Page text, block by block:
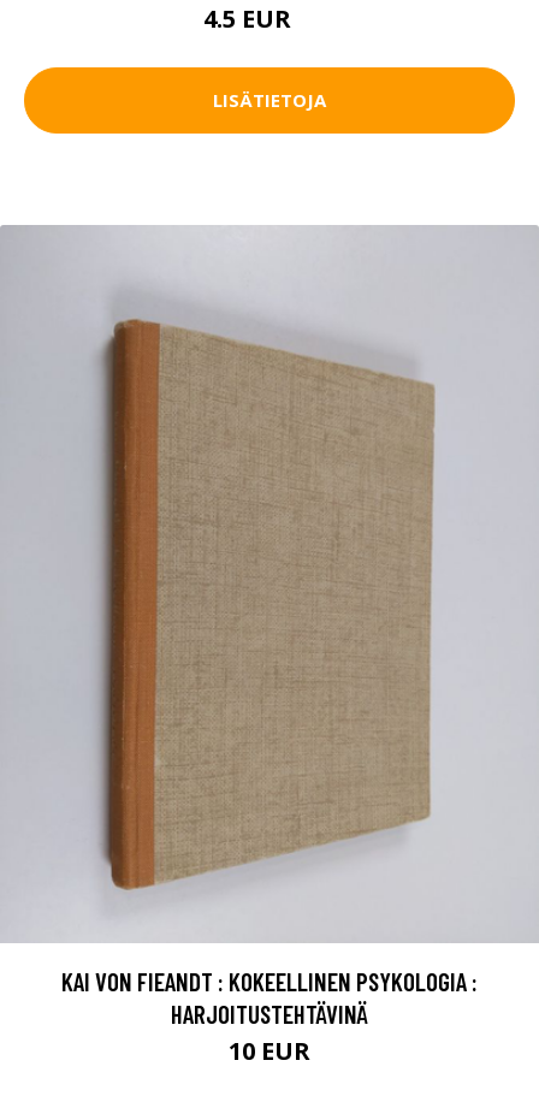
4.5 EUR
LISÄTIETOJA
KAI VON FIEANDT : KOKEELLINEN PSYKOLOGIA :
HARJOITUSTEHTÄVINÄ
10 EUR